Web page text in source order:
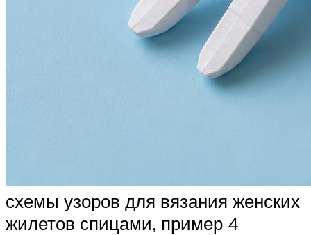
схемы узоров для вязания женских
жилетов спицами, пример 4